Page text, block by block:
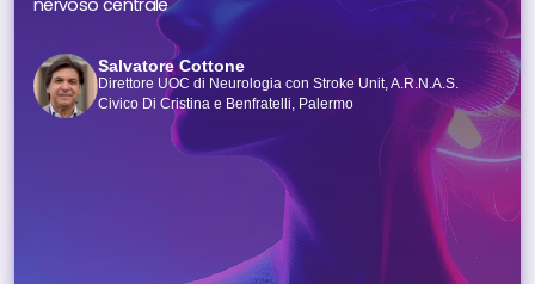
Salvatore Cottone
Direttore UOC di Neurologia con Stroke Unit, A.R.N.A.S.
Civico Di Cristina e Benfratelli, Palermo